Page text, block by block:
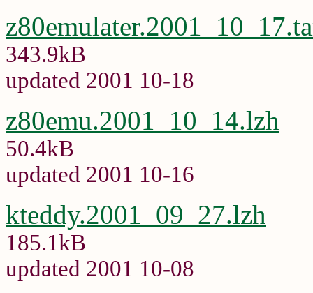
343.9kB
updated 2001 10-18
z80emu.2001_10_14.lzh
50.4kB
updated 2001 10-16
kteddy.2001_09_27.lzh
185.1kB
updated 2001 10-08